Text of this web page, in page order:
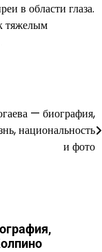
в области глаза.
тяжелым
— биография,
национальность
и фото